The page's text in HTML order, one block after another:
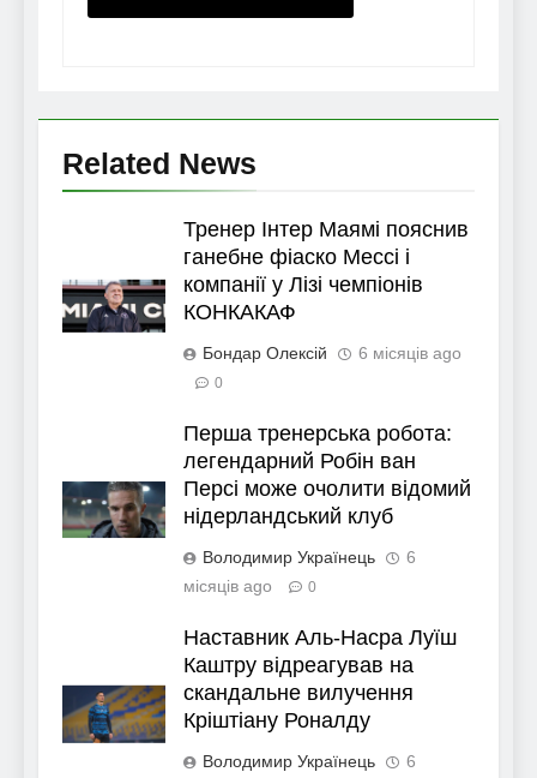
Related News
Тренер Інтер Маямі пояснив
ганебне фіаско Мессі і
компанії у Лізі чемпіонів
КОНКАКАФ
Бондар Олексій 6 місяців ago
0
Перша тренерська робота:
легендарний Робін ван
Персі може очолити відомий
нідерландський клуб
Володимир Українець
6
місяців ago
0
Наставник Аль-Насра Луїш
Каштру відреагував на
скандальне вилучення
Кріштіану Роналду
Володимир Українець
6